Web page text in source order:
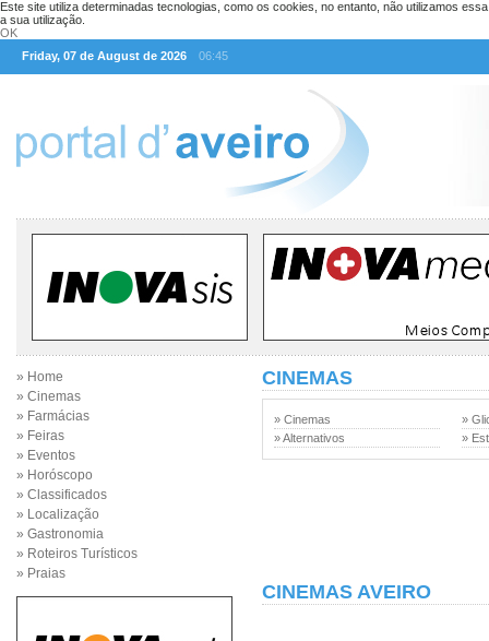
Este site utiliza determinadas tecnologias, como os cookies, no entanto, não utilizamos
a sua utilização.
OK
Friday, 07 de August de 2026
06:45
» Home
» Cinemas
» Farmácias
» Feiras
» Eventos
» Horóscopo
» Classificados
» Localização
» Gastronomia
» Roteiros Turísticos
» Praias
CINEMAS
» Cinemas
» Alternativos
»
»
CINEMAS AVEIRO